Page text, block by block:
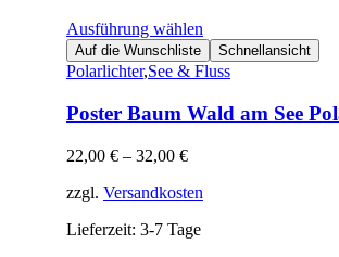
Ausführung wählen
Auf die Wunschliste Schnellansicht
Polarlichter,See & Fluss
Poster Baum Wald am See
22,00 €– 32,00 €
zzgl. Versandkosten
Lieferzeit: 3-7 Tage